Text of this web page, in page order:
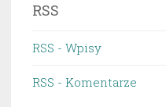
RSS
RSS - Wpisy
RSS - Komentarze